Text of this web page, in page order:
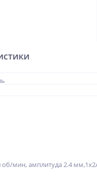
мин, амплитуда 2.4